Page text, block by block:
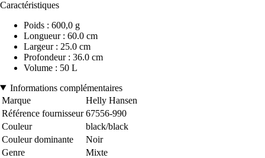
Caractéristiques
Poids : 600,0 g
Longueur : 60.0 cm
Largeur : 25.0 cm
Profondeur : 36.0 cm
Volume : 50 L
Informations complémentaires
Marque
Helly Hansen
Référence fournisseur 67556-990
Couleur
black/black
Couleur dominante
Noir
Genre
Mixte